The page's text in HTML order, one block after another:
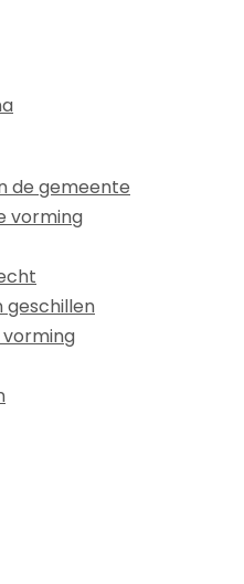
de gemeente
vorming
geschillen
vorming